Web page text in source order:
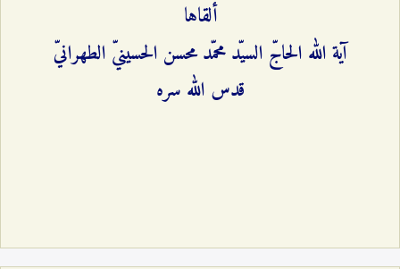
ألقاها
آية الله الحاجّ السيّد محمّد محسن الحسينيّ الطهرانيّ
قدس الله سره